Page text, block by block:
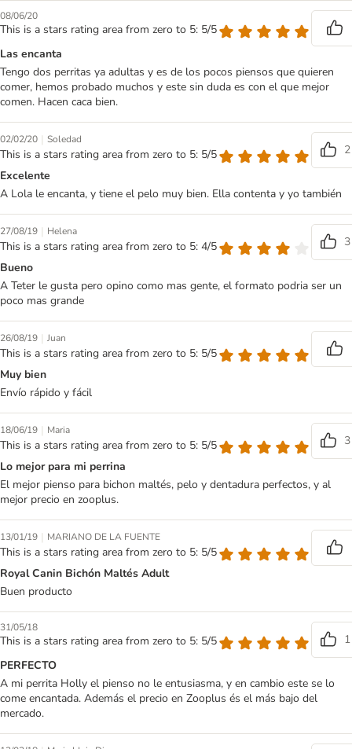
08/06/20
This is a stars rating area from zero to 5: 5/5
Las encanta
Tengo dos perritas ya adultas y es de los pocos piensos que quieren
comer, hemos probado muchos y este sin duda es con el que mejor
comen. Hacen caca bien.
02/02/20 | Soledad
This is a stars rating area from zero to 5: 5/5
2
Excelente
A Lola le encanta, y tiene el pelo muy bien. Ella contenta y yo también
27/08/19 | Helena
This is a stars rating area from zero to 5: 4/5
3
Bueno
A Teter le gusta pero opino como mas gente, el formato podria ser un
poco mas grande
26/08/19 | Juan
This is a stars rating area from zero to 5: 5/5
Muy bien
Envío rápido y fácil
18/06/19 | Maria
This is a stars rating area from zero to 5: 5/5
3
Lo mejor para mi perrina
El mejor pienso para bichon maltés, pelo y dentadura perfectos, y al
mejor precio en zooplus.
13/01/19 | MARIANO DE LA FUENTE
This is a stars rating area from zero to 5: 5/5
Royal Canin Bichón Maltés Adult
Buen producto
31/05/18
This is a stars rating area from zero to 5: 5/5
1
PERFECTO
A mi perrita Holly el pienso no le entusiasma, y en cambio este se lo
come encantada. Además el precio en Zooplus és el más bajo del
mercado.